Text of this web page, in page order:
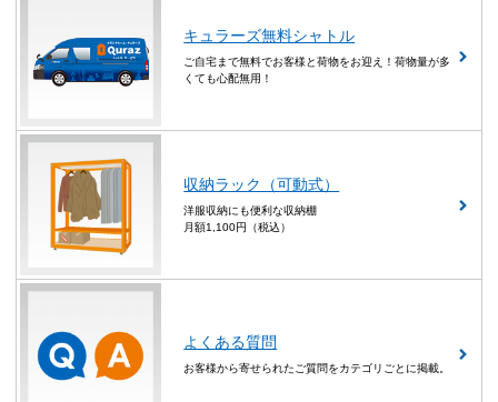
キュラーズ無料シャトル
ご自宅まで無料でお客様と荷物をお迎え！荷物量が多
くても心配無用！
収納ラック（可動式）
洋服収納にも便利な収納棚
月額1,100円（税込）
よくある質問
お客様から寄せられたご質問をカテゴリごとに掲載。